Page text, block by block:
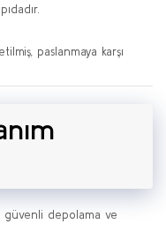
paslanmaya karşı
güvenli depolama ve